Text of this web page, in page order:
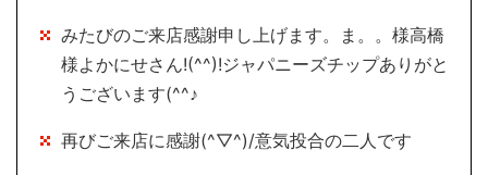
みたびのご来店感謝申し上げます。ま。。様高橋
様よかにせさん!(^^)!ジャパニーズチップありがと
うございます(^^♪
再びご来店に感謝(^▽^)/意気投合の二人です